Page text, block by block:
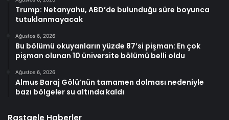
Trump: Netanyahu, ABD’de bulunduğu süre boyunca
tutuklanmayacak
Ağustos 6, 2026
Bu bölümü okuyanların yüzde 87’si pişman: En çok
pişman olunan 10 üniversite bölümü belli oldu
Ağustos 6, 2026
Almus Baraj Gölü’nün tamamen dolması nedeniyle
bazı bölgeler su altında kaldı
Rastgele Haberler